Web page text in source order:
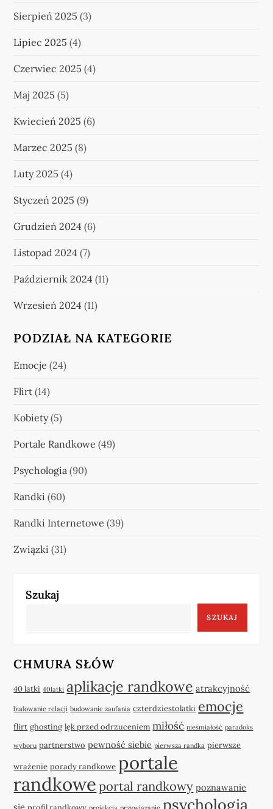
Sierpień 2025 (3)
Lipiec 2025 (4)
Czerwiec 2025 (4)
Maj 2025 (5)
Kwiecień 2025 (6)
Marzec 2025 (8)
Luty 2025 (4)
Styczeń 2025 (9)
Grudzień 2024 (6)
Listopad 2024 (7)
Październik 2024 (11)
Wrzesień 2024 (11)
PODZIAŁ NA KATEGORIE
Emocje (24)
Flirt (14)
Kobiety(5)
Portale Randkowe (49)
Psychologia (90)
Randki (60)
Randki Internetowe (39)
Związki (31)
Szukaj
SZUKAJ
CHMURA SŁÓW
40 latki 40latki aplikacje randkowe atrakcyjność
budowanie relacji budowanie zaufania czterdziestolatki emocje
flirt ghosting lęk przed odrzuceniem miłość nieśmiałość paradoks
wyboru partnerstwo pewność siebie pierwsza randka pierwsze
wrażenie porady randkowe portale
randkowe portal randkowy poznawanie
psychologia